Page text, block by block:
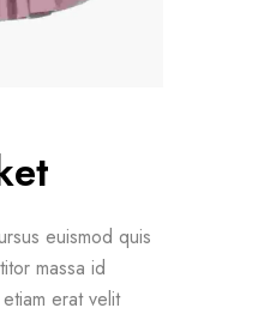
euismod quis
massa id
erat velit